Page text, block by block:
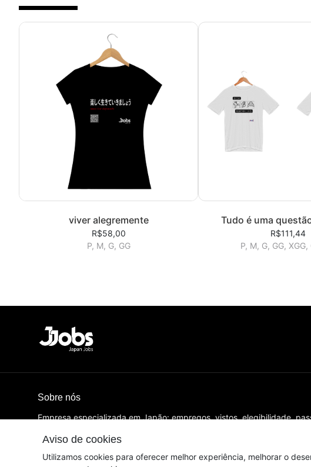
viver alegremente
R$58,00
P, M, G, GG
Tudo é uma
R$111,44
P, M, G, GG, XGG,
Aviso de cookies
Utilizamos cookies para oferecer melhor experiência, melhorar o
Sobre nós
Empresa especializada em Japão: empregos, vistos, elegibilidade,